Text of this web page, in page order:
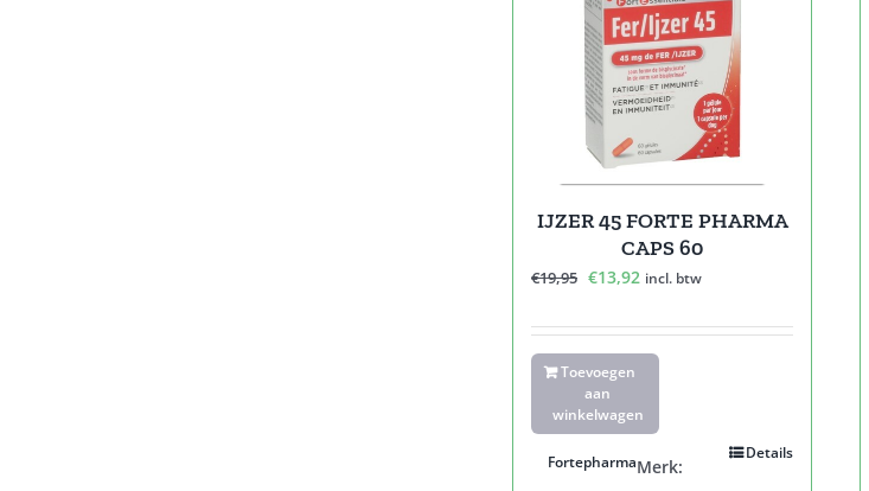
IJZER 45 FORTE PHARMA
CAPS 60
€19,95 Oorspronkelijke
was:
€19,95.
€13,92Huidige
is:
€13,92.
incl. btw
Toevoegen
aan
winkelwagen
Details
Merk:
Fortepharma